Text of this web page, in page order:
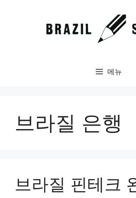
메뉴
브라질 은행
브라질 핀테크